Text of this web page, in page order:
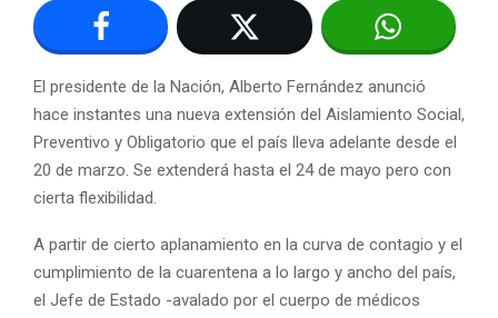
El presidente de la Nación, Alberto Fernández anunció
hace instantes una nueva extensión del Aislamiento Social,
Preventivo y Obligatorio que el país lleva adelante desde el
20 de marzo. Se extenderá hasta el 24 de mayo pero con
cierta flexibilidad.
A partir de cierto aplanamiento en la curva de contagio y el
cumplimiento de la cuarentena a lo largo y ancho del país,
el Jefe de Estado -avalado por el cuerpo de médicos